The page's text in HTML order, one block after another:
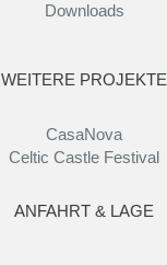
Downloads
WEITERE PROJEKTE
CasaNova
Celtic Castle Festival
ANFAHRT & LAGE